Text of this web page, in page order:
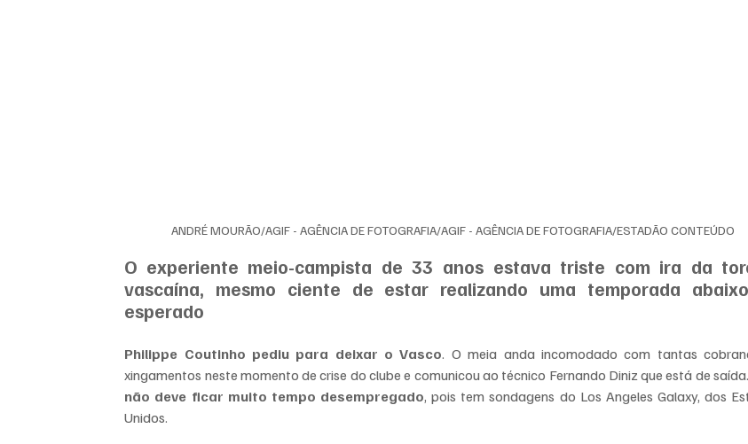
ANDRÉ MOURÃO/AGIF - AGÊNCIA DE FOTOGRAFIA/AGIF - AGÊNCIA DE FOTOGRAFIA/ESTADÃO CONTEÚDO
O experiente meio-campista de 33 anos estava triste com ira da
vascaína, mesmo ciente de estar realizando uma temporada
esperado
Philippe Coutinho pediu para deixar o Vasco. O meia anda incomodado com tantas
xingamentos neste momento de crise do clube e comunicou ao técnico Fernando Diniz que está de saída.
não deve ficar muito tempo desempregado, pois tem sondagens do Los Angeles Galaxy, dos
Unidos.